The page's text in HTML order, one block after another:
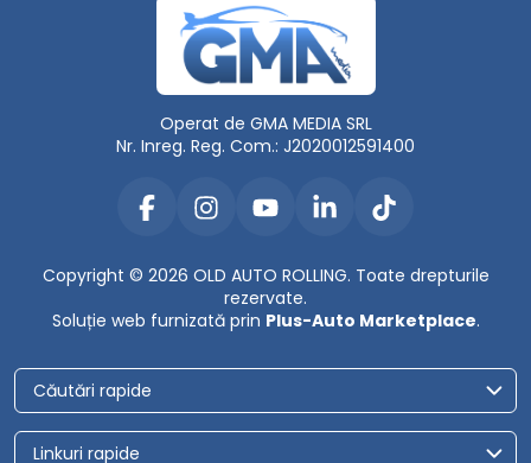
Operat de GMA MEDIA SRL
Nr. Inreg. Reg. Com.: J2020012591400
Copyright © 2026 OLD AUTO ROLLING. Toate drepturile
rezervate.
Soluție web furnizată prin Plus-Auto Marketplace.
Căutări rapide
Linkuri rapide